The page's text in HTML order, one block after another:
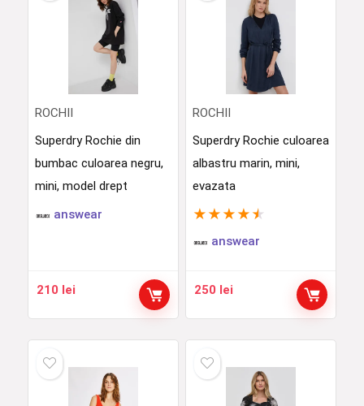
ROCHII
Superdry Rochie din
bumbac culoarea negru,
mini, model drept
answear
210 lei
ROCHII
Superdry Rochie culoarea
albastru marin, mini,
evazata
★ ★ ★ ★ ★
answear
250 lei